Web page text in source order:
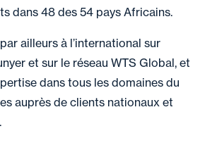
dans 48 des 54 pays Africains.
ailleurs à l’international sur
et sur le réseau WTS Global, et
dans tous les domaines du
auprès de clients nationaux et